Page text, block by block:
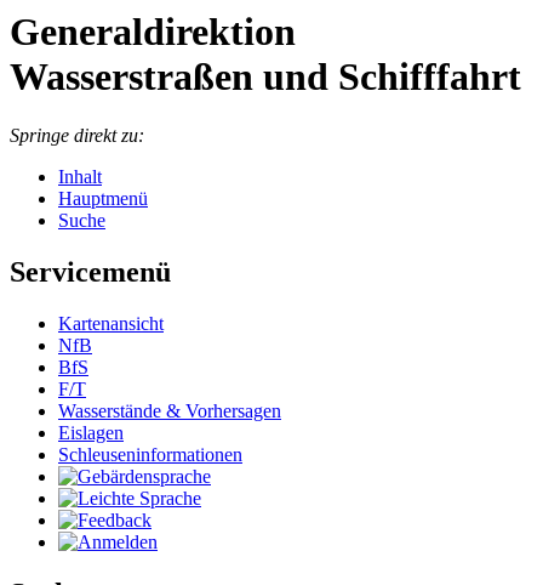
Generaldirektion
Wasserstraßen und Schifffahrt
Springe direkt zu:
Inhalt
Hauptmenü
Suche
Servicemenü
Kar­ten­an­sicht
NfB
BfS
F/T
Was­ser­stän­de & Vor­her­sa­gen
Eis­la­gen
Schleu­sen­in­for­ma­tio­nen